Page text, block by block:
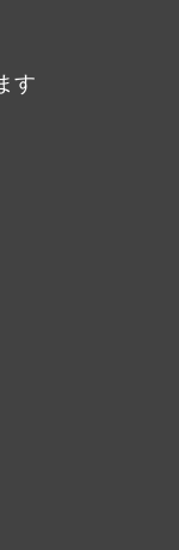
す